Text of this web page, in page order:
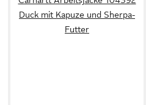
Duck mit Kapuze und Sherpa-
Futter